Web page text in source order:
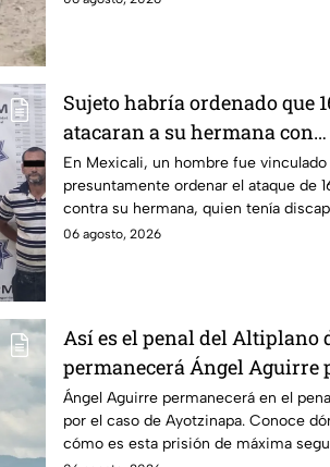
Sujeto habría ordenado que
atacaran a su hermana con
discapacidad en Mexicali,
En Mexicali, un hombre fue
presuntamente ordenar el ataque de
contra su hermana, quien tenía
auditiva.
06 agosto, 2026
Así es el penal del Altiplano
permanecerá Ángel Aguirre
Ayotzinapa
Ángel Aguirre permanecerá en el
por el caso de Ayotzinapa. Conoce
cómo es esta prisión de máxima